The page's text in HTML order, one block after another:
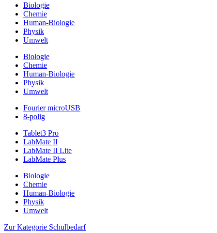
Biologie
Chemie
Human-Biologie
Physik
Umwelt
Biologie
Chemie
Human-Biologie
Physik
Umwelt
Fourier microUSB
8-polig
Tablet3 Pro
LabMate II
LabMate II Lite
LabMate Plus
Biologie
Chemie
Human-Biologie
Physik
Umwelt
Zur Kategorie Schulbedarf